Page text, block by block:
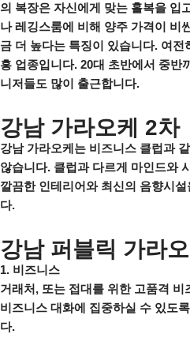
의 복장은 자신에게 맞는 홀복을 입
나 레깅스룸에 비해 양주 가격이 비
금 더 높다는 특징이 있습니다. 여
흥 업종입니다. 20대 초반에서 중반
니저들도 많이 출근합니다.
강남 가라오케 2차
강남 가라오케는 비즈니스 클럽과
않습니다. 클럽과 다르게 마인드와
깔끔한 인테리어와 최신의 음향시
다.
강남 퍼블릭 가라오
1. 비즈니스
거래처, 또는 접대를 위한 고품격
비즈니스 대화에 집중하실 수 있도
다.